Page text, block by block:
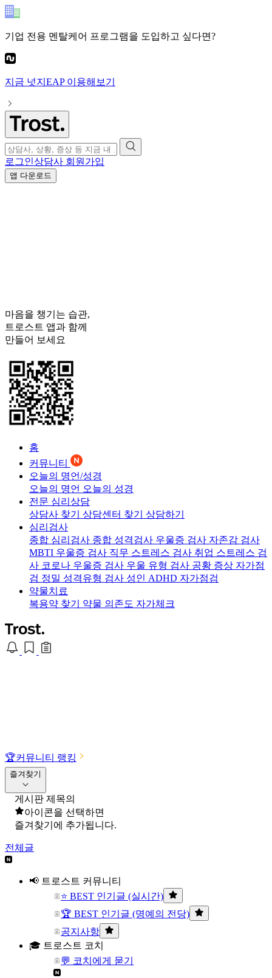
기업 전용 멘탈케어 프로그램을 도입하고 싶다면?
지금 넛지EAP이용해보기
로그인상담사 회원가입
앱 다운로드
마음을 챙기는 습관,
트로스트 앱과 함께
만들어 보세요
홈
커뮤니티
오늘의 명언/성경
오늘의 명언 오늘의 성경
전문 심리상담
상담사 찾기 상담센터 찾기 상담하기
심리검사
종합 심리검사 종합 성격검사 우울증 검사 자존감 검사
MBTI 우울증 검사 직무 스트레스 검사 취업 스트레스 검
사 코로나 우울증 검사 우울 유형 검사 공황 증상 자가점
검 정밀 성격유형 검사 성인 ADHD 자가점검
약물치료
복용약 찾기 약물 의존도 자가체크
🏆커뮤니티 랭킹
즐겨찾기
게시판 제목의
아이콘을 선택하면
즐겨찾기에 추가됩니다.
전체글
📢 트로스트 커뮤니티
⭐ BEST 인기글 (실시간)
🏆 BEST 인기글 (명예의 전당)
공지사항
🎓 트로스트 코치
💬 코치에게 묻기